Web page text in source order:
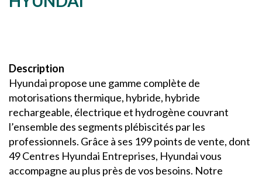
Description
Hyundai propose une gamme complète de
motorisations thermique, hybride, hybride
rechargeable, électrique et hydrogène couvrant
l’ensemble des segments plébiscités par les
professionnels. Grâce à ses 199 points de vente, dont
49 Centres Hyundai Entreprises, Hyundai vous
accompagne au plus près de vos besoins. Notre